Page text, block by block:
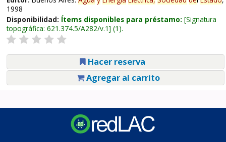
1998
Disponibilidad: Ítems disponibles para préstamo: Signatura
topográfica: 621.374.5/A282/v.1 (1).
Hacer reserva
Agregar al carrito